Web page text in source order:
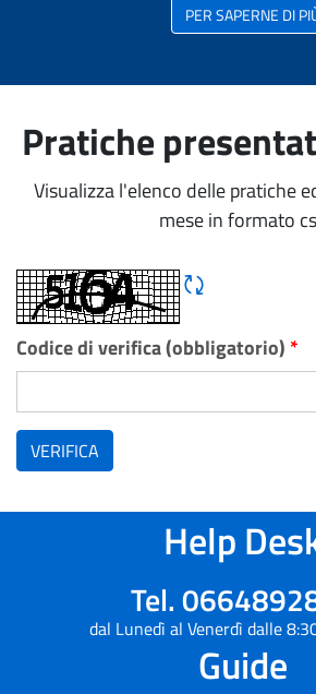
PER SAPERNE DI
Pratiche
Visualizza l'elenco delle pratiche
mese in formato
Rigene
Codice di verifica (obbligatorio) *
VERIFICA
Help
Tel.
dal Lunedì al Venerdì dalle
Guide